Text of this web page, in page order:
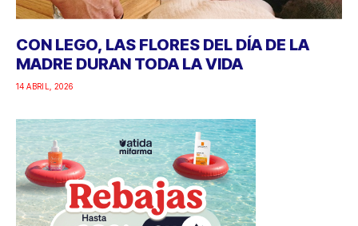
CON LEGO, LAS FLORES DEL DÍA DE LA
MADRE DURAN TODA LA VIDA
14 ABRIL, 2026